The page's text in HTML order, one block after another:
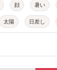
顔 暑い
太陽 日差し
線画 青